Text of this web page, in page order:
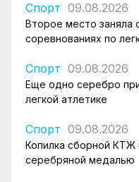
Спорт 09.08.2026
Второе место заняла
соревнованиях по
Спорт 09.08.2026
Еще одно серебро
легкой атлетике
Спорт 09.08.2026
Копилка сборной
серебряной медалью